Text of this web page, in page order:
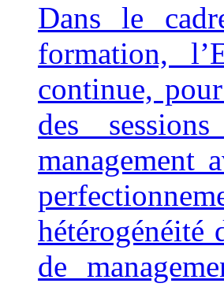
Dans le
formation,
continue,
des
management
hétérogénéité
de